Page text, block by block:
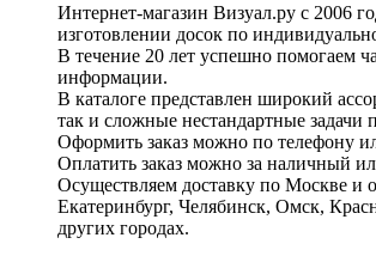
Интернет-магазин Визуал.ру с 2006
изготовлении досок по
В течение 20 лет успешно помогаем
информации.
В каталоге представлен широкий
так и сложные нестандартные
Оформить заказ можно по телефону
Оплатить заказ можно за наличный
Осуществляем доставку по Москве и
Екатеринбург, Челябинск, Омск,
других городах.